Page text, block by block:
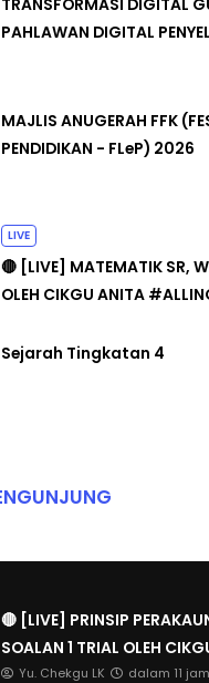
PAHLAWAN DIGITAL
MAJLIS ANUGERAH FFK
PENDIDIKAN - FLeP) 2026
LIVE
🔴 [LIVE] MATEMATIK SR,
OLEH CIKGU ANITA
Sejarah Tingkatan 4
🔴 [LIVE] PRINSIP
SOALAN 1 TRIAL OLEH
Yu. Chekgu LK dalam 11